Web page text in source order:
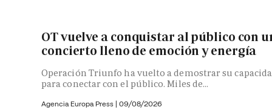
OT vuelve a conquistar al público con
concierto lleno de emoción y energía
Operación Triunfo ha vuelto a demostrar su
para conectar con el público. Miles de...
Agencia Europa Press | 09/08/2026